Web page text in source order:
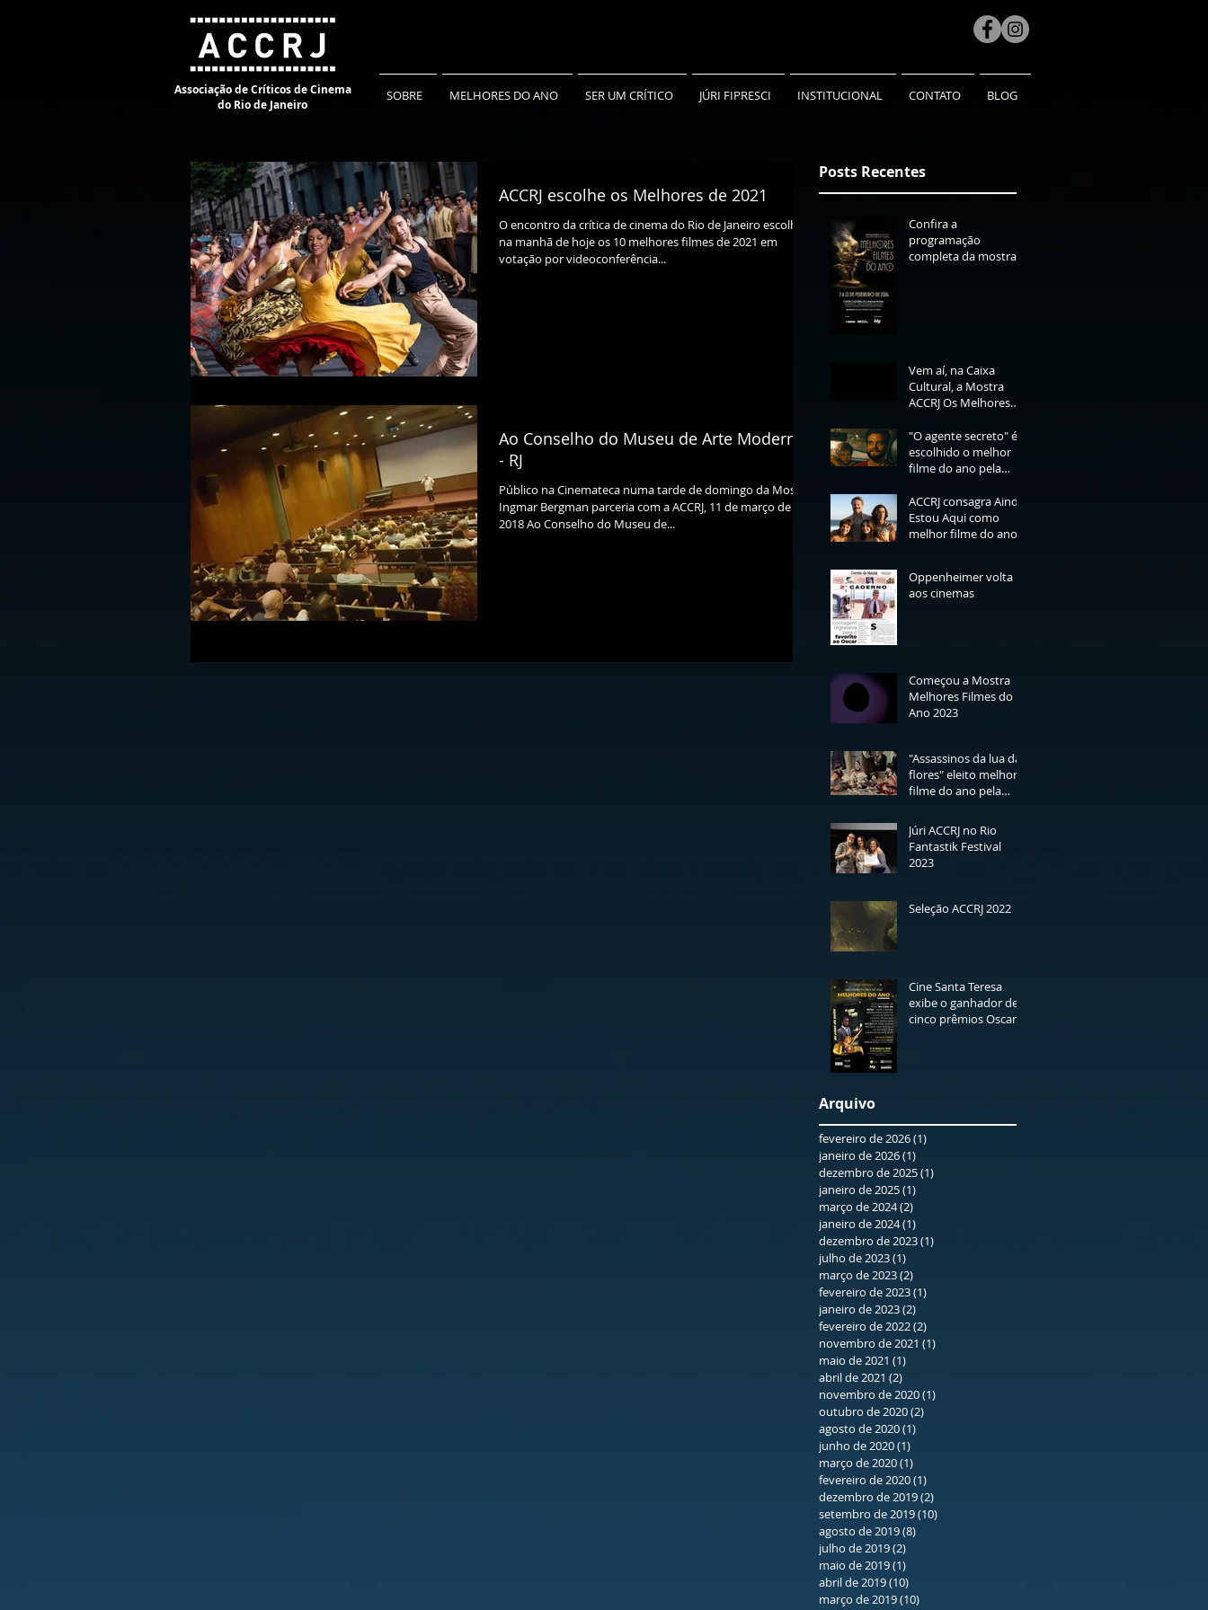
Associação de Críticos de Cinema
do Rio de Janeiro
SOBRE MELHORES DO ANO SER UM CRÍTICO JÚRI FIPRESCI INSTITUCIONAL CONTATO BLOG
ACCRJ escolhe os Melhores de 2021
O encontro da crítica de cinema do Rio de Janeiro escolheu
na manhã de hoje os 10 melhores filmes de 2021 em
votação por videoconferência...
Ao Conselho do Museu de Arte Moderna
- RJ
Público na Cinemateca numa tarde de domingo da Mostra
Ingmar Bergman parceria com a ACCRJ, 11 de março de
2018 Ao Conselho do Museu de...
Posts Recentes
Confira a
programação
completa da mostra
Vem aí, na Caixa
Cultural, a Mostra
ACCRJ Os Melhores
2025
"O agente secreto" é
escolhido o melhor
filme do ano pela
ACCRJ consagra Ainda
Estou Aqui como
melhor filme do ano
Oppenheimer volta
aos cinemas
Começou a Mostra
Melhores Filmes do
Ano 2023
"Assassinos da lua das
flores" eleito melhor
filme do ano pela
Júri ACCRJ no Rio
Fantastik Festival
2023
Seleção ACCRJ 2022
Cine Santa Teresa
exibe o ganhador de
cinco prêmios Oscar
Arquivo
fevereiro de 2026(1)
janeiro de 2026(1)
dezembro de 2025(1)
janeiro de 2025(1)
março de 2024(2)
janeiro de 2024(1)
dezembro de 2023(1)
julho de 2023(1)
março de 2023(2)
fevereiro de 2023(1)
janeiro de 2023(2)
fevereiro de 2022(2)
novembro de 2021 (1)
maio de 2021 (1)
abril de 2021 (2)
novembro de 2020(1)
outubro de 2020(2)
agosto de 2020(1)
junho de 2020(1)
março de 2020(1)
fevereiro de 2020(1)
dezembro de 2019(2)
setembro de 2019(10)
agosto de 2019(8)
julho de 2019(2)
maio de 2019(1)
abril de 2019(10)
março de 2019(10)